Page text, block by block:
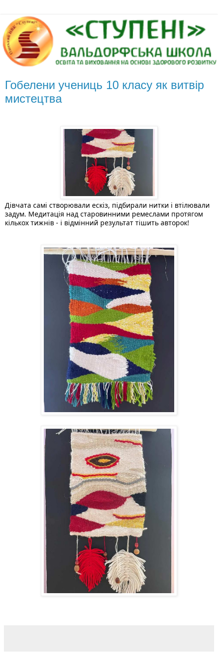
Гобелени учениць 10 класу як витвір
мистецтва
Дівчата самі створювали ескіз, підбирали нитки і втілювали
задум. Медитація над старовинними ремеслами протягом
кількох тижнів - і відмінний результат тішить авторок!